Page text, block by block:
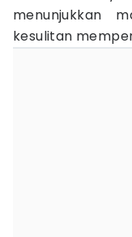
menunjukkan
kesulitan